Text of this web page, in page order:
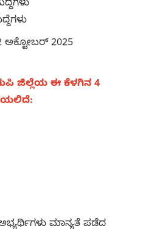
ಅಕ್ಟೋಬರ್ 2025
ಜಿಲ್ಲೆಯ ಈ ಕೆಳಗಿನ 4
ಮಾನ್ಯತೆ ಪಡೆದ